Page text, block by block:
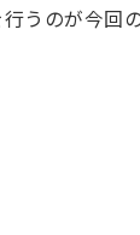
うのが今回